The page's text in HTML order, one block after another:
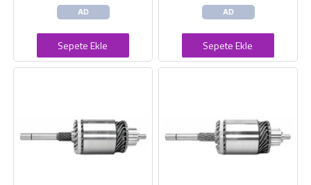
AD
Sepete Ekle
AD
Sepete Ekle